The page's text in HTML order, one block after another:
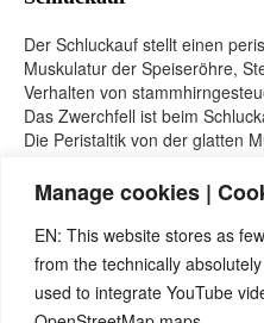
Manage cookies |
EN: This website stores as
from the technically
used to integrate YouTube
Der Schluckauf stellt einen
Muskulatur der Speiseröhre,
Verhalten von
Das Zwerchfell ist beim
Die Peristaltik von der glatten
also gesteigerte Funktion:
konfliktaktiver Phase oder in
Quellen:
Marco Pfister und Nicolas
weitere Seminare,